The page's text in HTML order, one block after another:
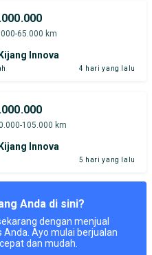
65.000 km
Innova
4 hari yang lalu
105.000 km
Innova
5 hari yang lalu
Anda di sini?
dengan menjual
Ayo mulai berjualan
dan mudah.